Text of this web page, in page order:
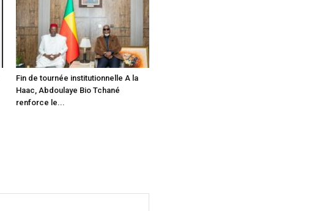
Fin de tournée institutionnelle A la
Haac, Abdoulaye Bio Tchané
renforce le...